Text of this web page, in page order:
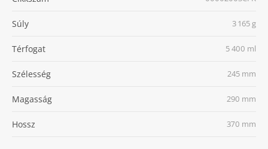
Súly 3 165 g
Térfogat 5 400 ml
Szélesség 245 mm
Magasság 290 mm
Hossz 370 mm